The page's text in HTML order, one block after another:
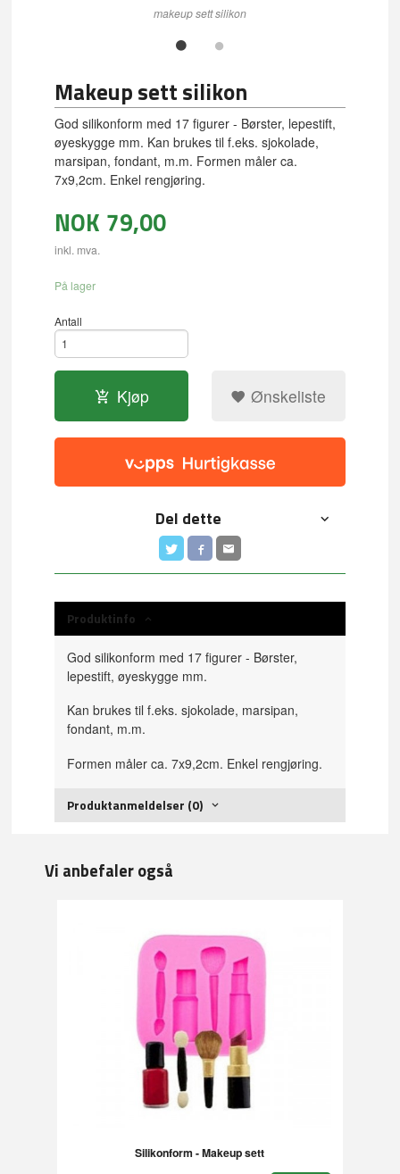
makeup sett silikon
Makeup sett silikon
God silikonform med 17 figurer - Børster, lepestift,
øyeskygge mm. Kan brukes til f.eks. sjokolade,
marsipan, fondant, m.m. Formen måler ca.
7x9,2cm. Enkel rengjøring.
NOK 79,00
inkl. mva.
På lager
Antall
Kjøp Ønskeliste
Del dette
Produktinfo
God silikonform med 17 figurer - Børster,
lepestift, øyeskygge mm.
Kan brukes til f.eks. sjokolade, marsipan,
fondant, m.m.
Formen måler ca. 7x9,2cm. Enkel rengjøring.
Produktanmeldelser (0)
Vi anbefaler også
Silikonform - Makeup sett